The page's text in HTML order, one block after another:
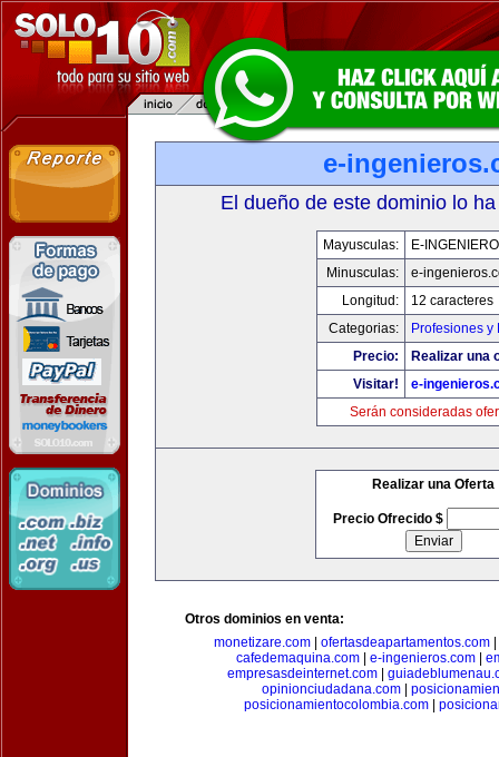
e-
El dueño de este dominio lo
Mayusculas:
E-
Minusculas:
e-
Longitud:
12 caracteres
Categorias:
Profesiones y
Precio:
Realizar una
Visitar!
e-
Serán consideradas
Realizar una Oferta
Precio Ofrecido $
Otros dominios en venta:
monetizare.com
ofertasdeapartamentos.com
cafedemaquina.com
e-ingenieros.com
empresasdeinternet.com|
opinionciudadana.com
posicionamientocolombia.com|